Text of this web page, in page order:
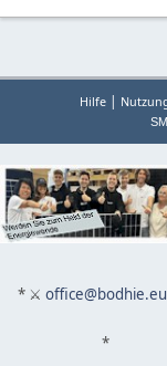
Hilfe
* ⚔ office@bodhie.eu
*